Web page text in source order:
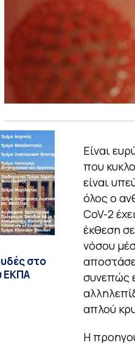
στο
ΕΚΠΑ
Είναι
που
είναι
όλος ο
CoV-2
έκθεση
νόσου
συνεπώς
απλού
Η